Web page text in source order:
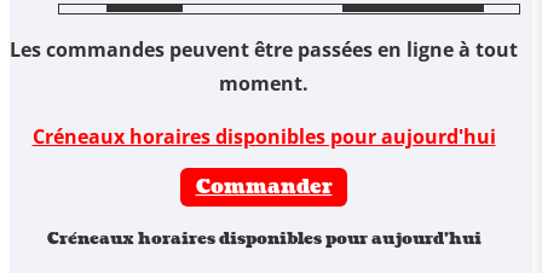
Les commandes peuvent être passées en ligne à tout
moment.
Créneaux horaires disponibles pour aujourd'hui
Commander
Créneaux horaires disponibles pour aujourd'hui